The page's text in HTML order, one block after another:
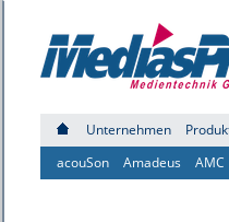
Unternehmen
acouSon
Amadeus AMC